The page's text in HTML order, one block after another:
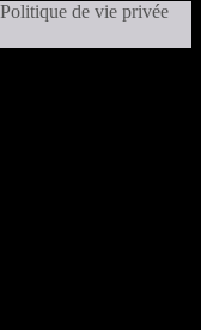
de vie privée